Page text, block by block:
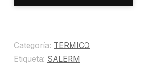
Categoría: TERMICO
Etiqueta: SALERM